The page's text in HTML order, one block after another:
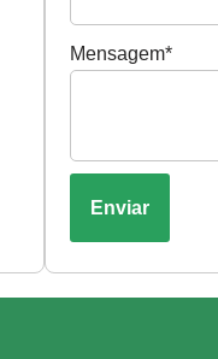
Mensagem*
Enviar